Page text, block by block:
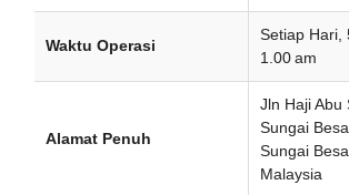
Waktu Operasi
Setiap Hari,
1.00 am
Alamat Penuh
Jln Haji Abu
Sungai
Sungai
Malaysia